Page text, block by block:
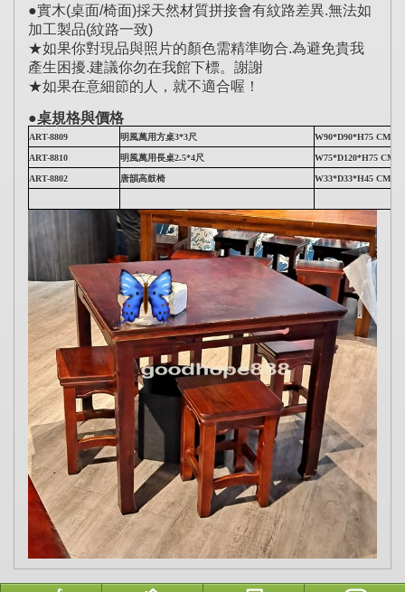
●實木(桌面/椅面)採天然材質拼接會有紋路差異.無法如
加工製品(紋路一致)
★如果你對現品與照片的顏色需精準吻合.為避免貴我
產生困擾.建議你勿在我館下標。謝謝
★如果在意細節的人，就不適合喔！
●桌規格與價格
ART-8809 明風萬用方桌3*3尺 W90*D90*H75 CM
ART-8810 明風萬用長桌2.5*4尺 W75*D120*H75 CM
ART-8802 唐韻高鼓椅 W33*D33*H45 CM